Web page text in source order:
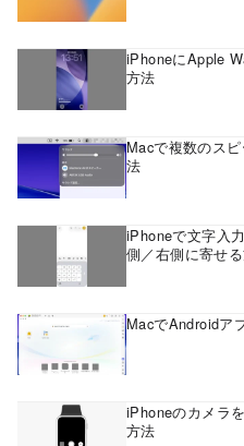
iPhoneにApple
方法
Macで複数のス
法
iPhoneで文字入
側／右側に寄せ
MacでAndroidア
iPhoneのカメラ
方法